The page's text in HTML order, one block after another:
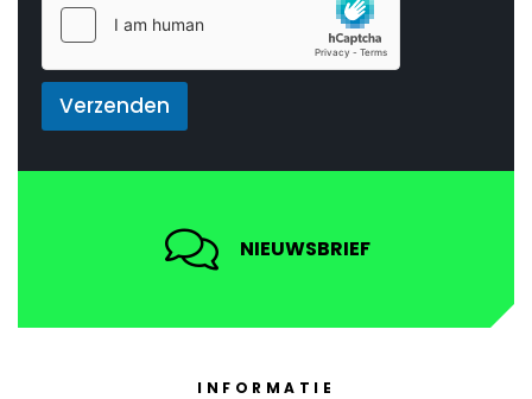
a
l
Verzenden
NIEUWSBRIEF
INFORMATIE